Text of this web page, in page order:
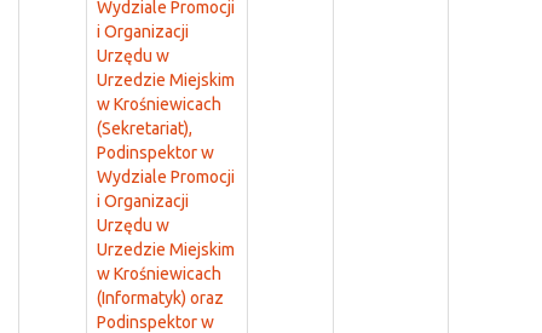
Wydziale Promocji
i Organizacji
Urzędu w
Urzedzie Miejskim
w Krośniewicach
(Sekretariat),
Podinspektor w
Wydziale Promocji
i Organizacji
Urzędu w
Urzedzie Miejskim
w Krośniewicach
(Informatyk) oraz
Podinspektor w